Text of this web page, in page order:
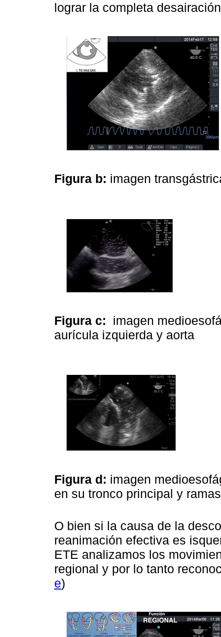
lograr la completa
Figura b: imagen
Figura c: imagen
aurícula izquierda y aorta
Figura d: imagen
en su tronco principal y
O bien si la causa de la
reanimación efectiva es
ETE analizamos los
regional y por lo tanto
e)